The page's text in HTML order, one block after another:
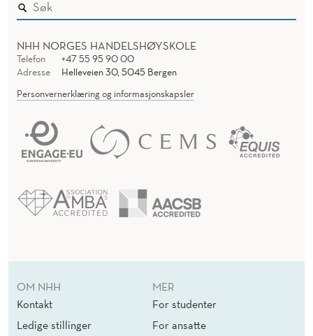
NHH NORGES HANDELSHØYSKOLE
Telefon
+47 55 95 90 00
Adresse
Helleveien 30, 5045 Bergen
Personvernerklæring og informasjonskapsler
OM NHH
Kontakt
Ledige stillinger
MER
For studenter
For ansatte